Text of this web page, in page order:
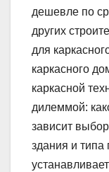
дешевле по
других
для
каркасного
каркасной
дилеммой:
зависит
здания и типа